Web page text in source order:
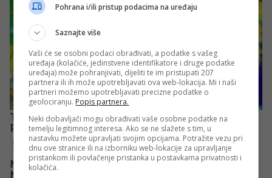
Pohrana i/ili pristup podacima na uređaju
Saznajte više
Vaši će se osobni podaci obrađivati, a podatke s vašeg
uređaja (kolačiće, jedinstvene identifikatore i druge podatke
uređaja) može pohranjivati, dijeliti te im pristupati 207
partnera ili ih može upotrebljavati ova web-lokacija. Mi i naši
partneri možemo upotrebljavati precizne podatke o
geolociranju. Popis partnera.
Neki dobavljači mogu obrađivati vaše osobne podatke na
temelju legitimnog interesa. Ako se ne slažete s tim, u
nastavku možete upravljati svojim opcijama. Potražite vezu pri
dnu ove stranice ili na izborniku web-lokacije za upravljanje
pristankom ili povlačenje pristanka u postavkama privatnosti i
kolačića.